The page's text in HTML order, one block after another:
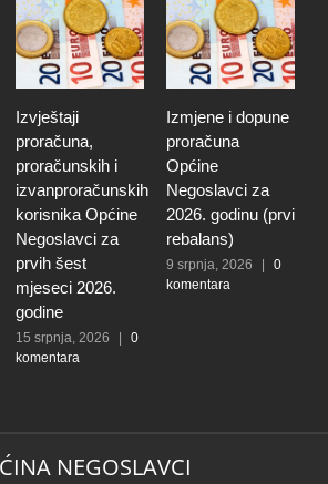
Izvještaji
proračuna,
proračunskih i
izvanproračunskih
korisnika Općine
Negoslavci za
prvih šest
mjeseci 2026.
godine
15 srpnja, 2026
0
komentara
Izmjene i dopune
proračuna
Općine
Negoslavci za
2026. godinu (prvi
rebalans)
9 srpnja, 2026
0
komentara
NEGOSLAVCI